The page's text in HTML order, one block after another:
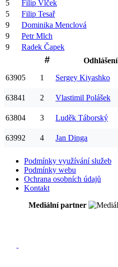
5
Filip Vlček
5
Filip Tesař
9
Dominika Menclová
9
Petr Mlch
9
Radek Čapek
Odhlášení
63905
1 Sergey Kiyashko
63841 2 Vlastimil Polášek
63804 3 Luděk Táborský
63992 4 Jan Dinga
Podmínky využívání služeb
Podmínky webu
Ochrana osobních údajů
Kontakt
Mediální partner